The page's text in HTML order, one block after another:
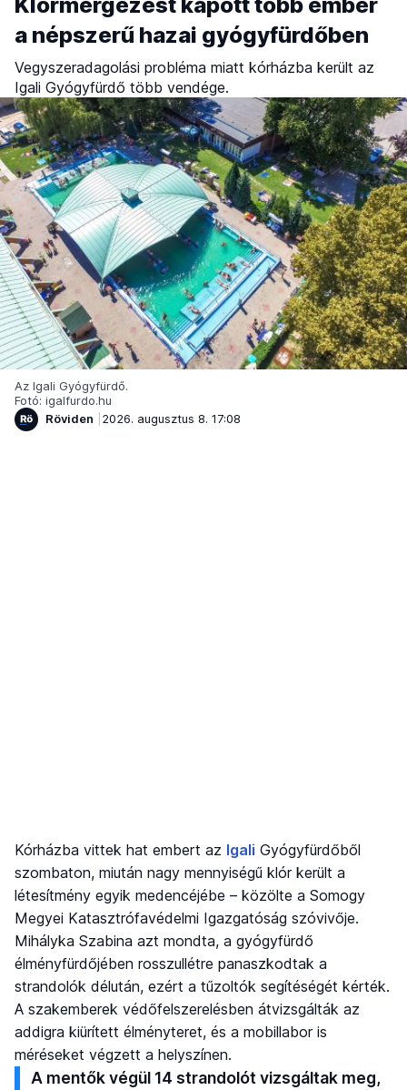
a népszerű hazai gyógyfürdőben
Vegyszeradagolási probléma miatt kórházba került az
Igali Gyógyfürdő több vendége.
Az Igali Gyógyfürdő.
Fotó: igalfurdo.hu
Röviden
2026. augusztus 8. 17:08
Kórházba vittek hat embert az Igali Gyógyfürdőből
szombaton, miután nagy mennyiségű klór került a
létesítmény egyik medencéjébe – közölte a Somogy
Megyei Katasztrófavédelmi Igazgatóság szóvivője.
Mihályka Szabina azt mondta, a gyógyfürdő
élményfürdőjében rosszullétre panaszkodtak a
strandolók délután, ezért a tűzoltók segítéségét kérték.
A szakemberek védőfelszerelésben átvizsgálták az
addigra kiürített élményteret, és a mobillabor is
méréseket végzett a helyszínen.
A mentők végül 14 strandolót vizsgáltak meg,